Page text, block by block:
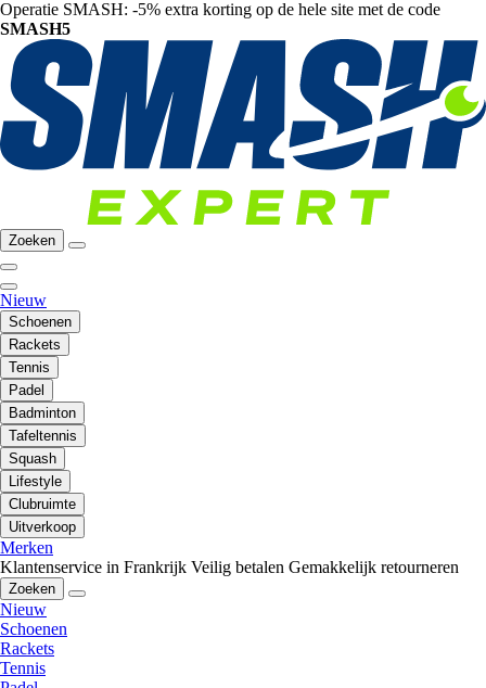
Operatie SMASH: -5% extra korting op de hele site met de code
SMASH5
Zoeken
Nieuw
Schoenen
Rackets
Tennis
Padel
Badminton
Tafeltennis
Squash
Lifestyle
Clubruimte
Uitverkoop
Merken
Klantenservice in Frankrijk Veilig betalen Gemakkelijk retourneren
Zoeken
Nieuw
Schoenen
Rackets
Tennis